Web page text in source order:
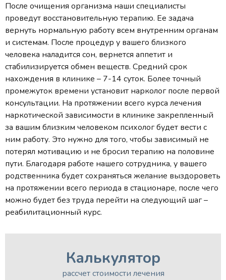
После очищения организма наши специалисты
проведут восстановительную терапию. Ее задача
вернуть нормальную работу всем внутренним органам
и системам. После процедур у вашего близкого
человека наладится сон, вернется аппетит и
стабилизируется обмен веществ. Средний срок
нахождения в клинике – 7-14 суток. Более точный
промежуток времени установит нарколог после первой
консультации. На протяжении всего курса лечения
наркотической зависимости в клинике закрепленный
за вашим близким человеком психолог будет вести с
ним работу. Это нужно для того, чтобы зависимый не
потерял мотивацию и не бросил терапию на половине
пути. Благодаря работе нашего сотрудника, у вашего
родственника будет сохраняться желание выздороветь
на протяжении всего периода в стационаре, после чего
можно будет без труда перейти на следующий шаг –
реабилитационный курс.
Калькулятор
рассчет стоимости лечения